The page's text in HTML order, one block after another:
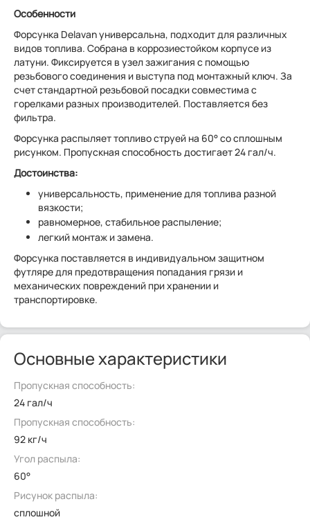
Особенности
Форсунка Delavan универсальна, подходит для различных
видов топлива. Собрана в коррозиестойком корпусе из
латуни. Фиксируется в узел зажигания с помощью
резьбового соединения и выступа под монтажный ключ. За
счет стандартной резьбовой посадки совместима с
горелками разных производителей. Поставляется без
фильтра.
Форсунка распыляет топливо струей на 60° со сплошным
рисунком. Пропускная способность достигает 24 гал/ч.
Достоинства:
универсальность, применение для топлива разной
вязкости;
равномерное, стабильное распыление;
легкий монтаж и замена.
Форсунка поставляется в индивидуальном защитном
футляре для предотвращения попадания грязи и
механических повреждений при хранении и
транспортировке.
Основные характеристики
Пропускная способность:
24 гал/ч
Пропускная способность:
92 кг/ч
Угол распыла:
60°
Рисунок распыла:
сплошной